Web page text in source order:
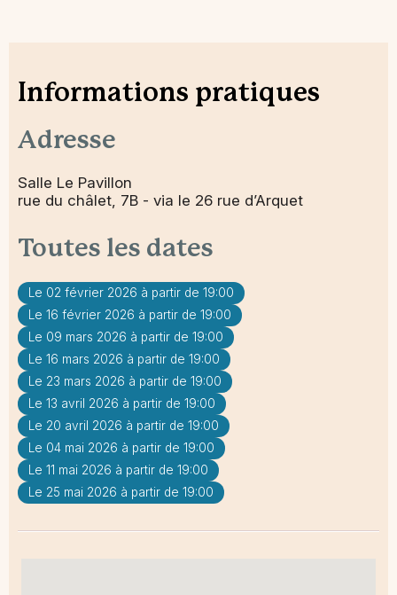
Informations pratiques
Adresse
Salle Le Pavillon
rue du châlet, 7B - via le 26 rue d’Arquet
Toutes les dates
Le 02 février 2026 à partir de 19:00
Le 16 février 2026 à partir de 19:00
Le 09 mars 2026 à partir de 19:00
Le 16 mars 2026 à partir de 19:00
Le 23 mars 2026 à partir de 19:00
Le 13 avril 2026 à partir de 19:00
Le 20 avril 2026 à partir de 19:00
Le 04 mai 2026 à partir de 19:00
Le 11 mai 2026 à partir de 19:00
Le 25 mai 2026 à partir de 19:00